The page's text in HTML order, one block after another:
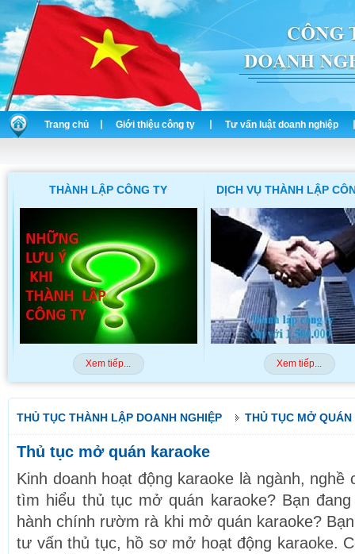
Trang chủ Giới thiệu công ty Tư vấn luật doanh nghiệp
THÀNH LẬP CÔNG TY
Xem tiếp...
DỊCH VỤ THÀNH LẬP
Xem tiếp...
THỦ TỤC THÀNH LẬP DOANH NGHIỆP THỦ TỤC MỞ
Thủ tục mở quán karaoke
Kinh doanh hoạt động karaoke là ngành, nghề
tìm hiểu thủ tục mở quán karaoke? Bạn
hành chính rườm rà khi mở quán karaoke?
tư vấn thủ tục, hồ sơ mở hoạt động karaoke.